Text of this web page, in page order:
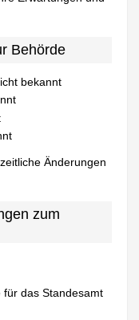
Behörde
bekannt
Änderungen
zum
für das Standesamt